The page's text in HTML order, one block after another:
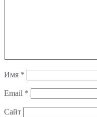
Имя *
Email *
Сайт